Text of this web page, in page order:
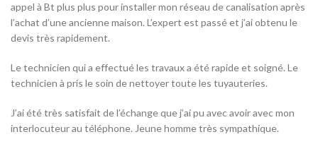
appel à Bt plus plus pour installer mon réseau de canalisation après
l’achat d’une ancienne maison. L’expert est passé et j’ai obtenu le
devis très rapidement.
Le technicien qui a effectué les travaux a été rapide et soigné. Le
technicien à pris le soin de nettoyer toute les tuyauteries.
J’ai été très satisfait de l’échange que j’ai pu avec avoir avec mon
interlocuteur au téléphone. Jeune homme très sympathique.